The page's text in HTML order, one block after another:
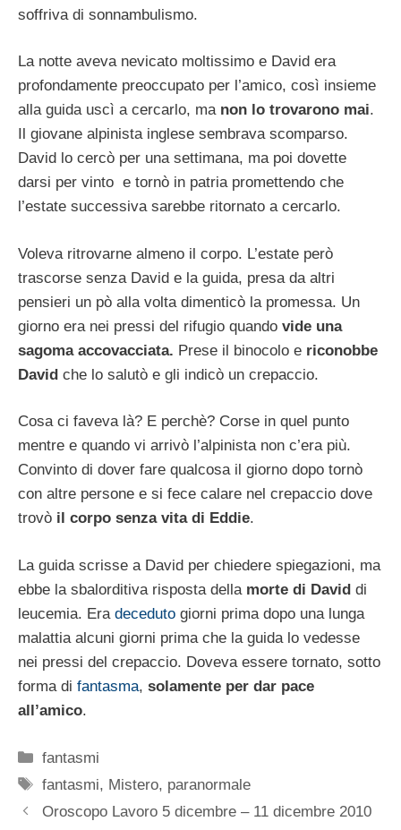
soffriva di sonnambulismo.
La notte aveva nevicato moltissimo e David era
profondamente preoccupato per l’amico, così insieme
alla guida uscì a cercarlo, manon lo trovarono mai.
Il giovane alpinista inglese sembrava scomparso.
David lo cercò per una settimana, ma poi dovette
darsi per vinto e tornò in patria promettendo che
l’estate successiva sarebbe ritornato a cercarlo.
Voleva ritrovarne almeno il corpo. L’estate però
trascorse senza David e la guida, presa da altri
pensieri un pò alla volta dimenticò la promessa. Un
giorno era nei pressi del rifugio quando vide una
sagoma accovacciata. Prese il binocolo e riconobbe
David che lo salutò e gli indicò un crepaccio.
Cosa ci faveva là? E perchè? Corse in quel punto
mentre e quando vi arrivò l’alpinista non c’era più.
Convinto di dover fare qualcosa il giorno dopo tornò
con altre persone e si fece calare nel crepaccio dove
trovò il corpo senza vita di Eddie.
La guida scrisse a David per chiedere spiegazioni, ma
ebbe la sbalorditiva risposta dellamorte di David di
leucemia. Era deceduto giorni prima dopo una lunga
malattia alcuni giorni prima che la guida lo vedesse
nei pressi del crepaccio. Doveva essere tornato, sotto
forma di fantasma, solamente per dar pace
all’amico.
Categorie
fantasmi
Tag
fantasmi, Mistero, paranormale
Oroscopo Lavoro 5 dicembre – 11 dicembre 2010